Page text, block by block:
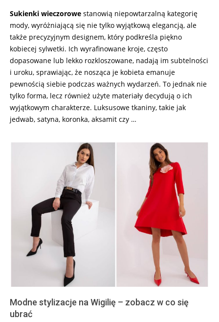
Sukienki wieczorowe stanowią niepowtarzalną kategorię
mody, wyróżniającą się nie tylko wyjątkową elegancją, ale
także precyzyjnym designem, który podkreśla piękno
kobiecej sylwetki. Ich wyrafinowane kroje, często
dopasowane lub lekko rozkloszowane, nadają im subtelności
i uroku, sprawiając, że nosząca je kobieta emanuje
pewnością siebie podczas ważnych wydarzeń. To jednak nie
tylko forma, lecz również użyte materiały decydują o ich
wyjątkowym charakterze. Luksusowe tkaniny, takie jak
jedwab, satyna, koronka, aksamit czy …
Modne stylizacje na Wigilię – zobacz w co się
ubrać